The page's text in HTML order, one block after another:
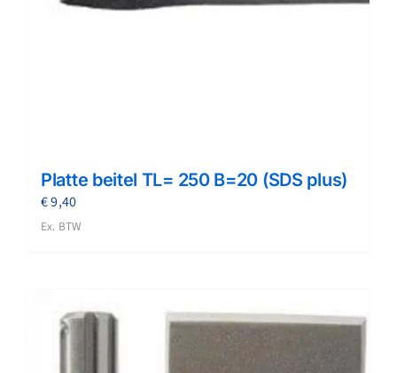
Platte beitel TL= 250 B=20 (SDS plus)
€9,40
Ex. BTW